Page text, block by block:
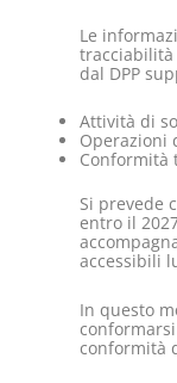
Le
dal DPP
Attività di
Operazioni
Conformità
Si prevede
entro il
accessibili
In questo
conformità